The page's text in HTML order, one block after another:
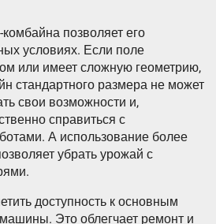
позволяет его
условиях. Если поле
или имеет сложную геометрию,
стандартного размера не может
свои возможности и,
справиться с
А использование более
убрать урожай с
доступность к основным
Это облегчает ремонт и